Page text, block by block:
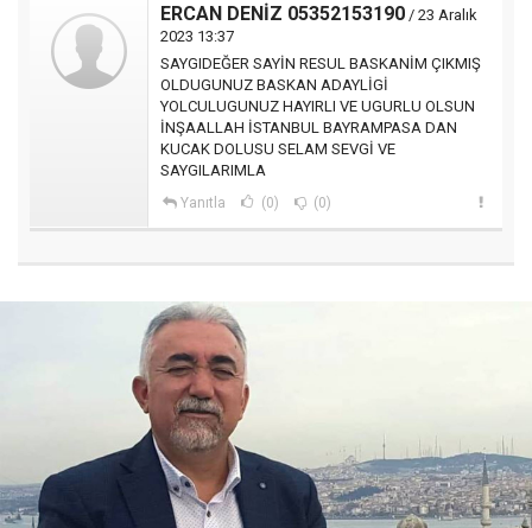
ERCAN DENİZ 05352153190 / 23 Aralık
2023 13:37
SAYGIDEĞER SAYİN RESUL BASKANİM ÇIKMIŞ
OLDUGUNUZ BASKAN ADAYLİGİ
YOLCULUGUNUZ HAYIRLI VE UGURLU OLSUN
İNŞAALLAH İSTANBUL BAYRAMPASA DAN
KUCAK DOLUSU SELAM SEVGİ VE
SAYGILARIMLA
Yanıtla (0) (0)